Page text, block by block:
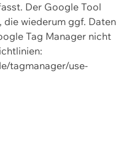
Der Google Tool
die wiederum ggf. Daten
Tag Manager nicht
tagmanager/use-